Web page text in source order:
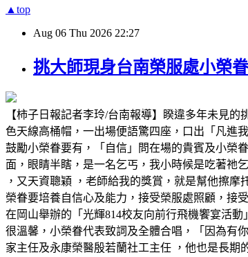
▲top
Aug 06 Thu 2026 22:27
挑大師現身台南榮服處小榮
【柿子日報記者李玲/台南報導】睽違多年未見
色天線高桶帽，一出場便語驚四座，口出「凡進
鼓勵小榮眷要有，「自信」問在場的貴賓及小榮
面，眼睛半瞎，是一名乞丐，我小時候是吃著祂
，又天資聰穎 ，老師給我的獎賞，就是幫他擦
榮眷要培養自信心及能力，接受榮服處照顧，接
在岡山舉辦的「光輝814校友向前行飛機饗宴活
很溫馨，小榮眷代表致詞及全體合唱，「因為有
家主任及永康榮醫殷若蘭社工主任 ，他也是長期